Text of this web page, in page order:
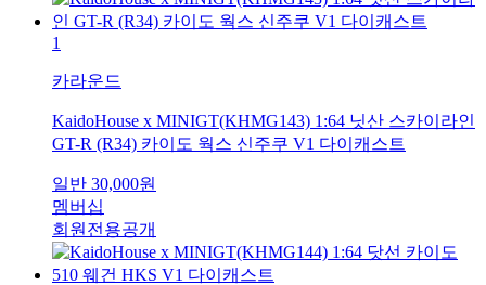
1
카라운드
KaidoHouse x MINIGT(KHMG143) 1:64 닛산 스카이라인
GT-R (R34) 카이도 웍스 신주쿠 V1 다이캐스트
일반 30,000원
멤버십
회원전용공개